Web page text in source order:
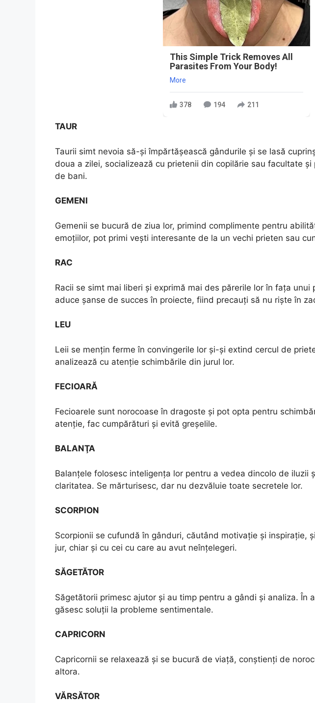
This Simple Trick Removes All
Parasites From Your Body!
More
378 194 211
TAUR
Taurii simt nevoia să-și împărtășească gândurile și se lasă
doua a zilei, socializează cu prietenii din copilărie sau facultate
de bani.
GEMENI
Gemenii se bucură de ziua lor, primind complimente pentru
emoțiilor, pot primi vești interesante de la un vechi prieten sau
RAC
Racii se simt mai liberi și exprimă mai des părerile lor în fața unui
aduce șanse de succes în proiecte, fiind precauți să nu riște în
LEU
Leii se mențin ferme în convingerile lor și-și extind cercul de
analizează cu atenție schimbările din jurul lor.
FECIOARĂ
Fecioarele sunt norocoase în dragoste și pot opta pentru
atenție, fac cumpărături și evită greșelile.
BALANŢA
Balanțele folosesc inteligența lor pentru a vedea dincolo de iluzii
claritatea. Se mărturisesc, dar nu dezvăluie toate secretele lor.
SCORPION
Scorpionii se cufundă în gânduri, căutând motivație și inspirație,
jur, chiar și cu cei cu care au avut neînțelegeri.
SĂGETĂTOR
Săgetătorii primesc ajutor și au timp pentru a gândi și analiza. În
găsesc soluții la probleme sentimentale.
CAPRICORN
Capricornii se relaxează și se bucură de viață, conștienți de
altora.
VĂRSĂTOR